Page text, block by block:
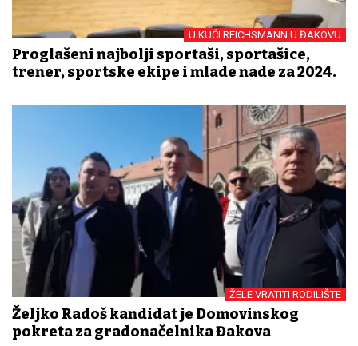
U KUĆI REICHSMANN U ĐAKOVU
Proglašeni najbolji sportaši, sportašice,
trener, sportske ekipe i mlade nade za 2024.
ŽELE VRATITI RODILIŠTE
Željko Radoš kandidat je Domovinskog
pokreta za gradonačelnika Đakova